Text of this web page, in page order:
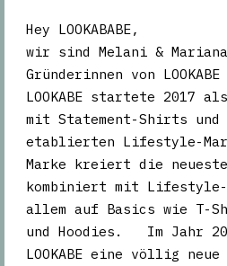
Hey LOOKABABE,
wir sind Melani &
Gründerinnen von
LOOKABE startete 2017
mit Statement-Shirts
etablierten Lifestyle-
Marke kreiert die
kombiniert mit Lifestyle-
allem auf Basics wie T-
und Hoodies. Im Jahr
LOOKABE eine völlig